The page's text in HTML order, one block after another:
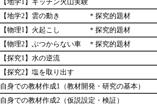
【地学1】キッチン火山実験
【地学2】雲の動き ＊探究的題材
【物理1】火起こし ＊探究的題材
【物理2】ぶつからない車 ＊探究的題材
【探究1】水の逆流
【探究2】塩を取り出す
自身での教材作成1（教材開発・研究の基本）
自身での教材作成2（仮説設定・検証）